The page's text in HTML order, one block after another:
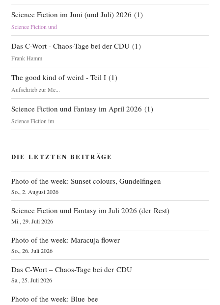
Science Fiction im Juni (und Juli) 2026 (1)
Science Fiction und
Das C-Wort - Chaos-Tage bei der CDU(1)
Frank Hamm
The good kind of weird - Teil I(1)
Aufschrieb zur Me...
Science Fiction und Fantasy im April 2026 (1)
Science Fiction im
DIE LETZTEN BEITRÄGE
Photo of the week: Sunset colours, Gundelfingen
So., 2. August 2026
Science Fiction und Fantasy im Juli 2026 (der Rest)
Mi., 29. Juli 2026
Photo of the week: Maracuja flower
So., 26. Juli 2026
Das C‑Wort – Chaos-Tage bei der CDU
Sa., 25. Juli 2026
Photo of the week: Blue bee